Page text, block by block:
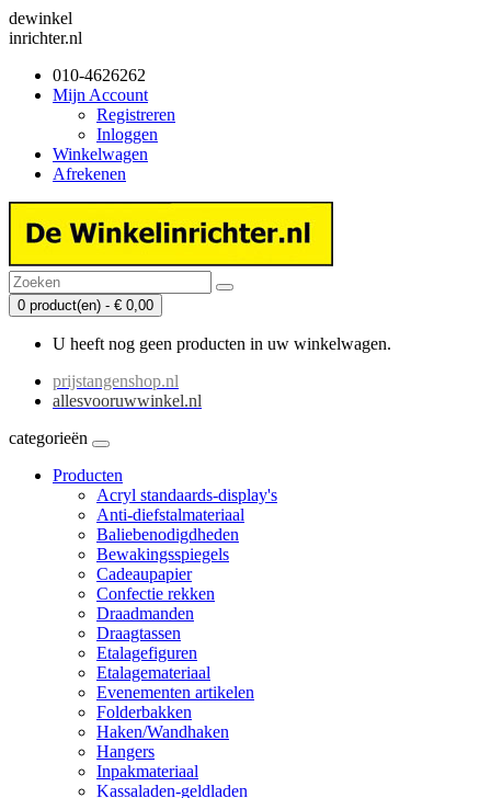
dewinkel
inrichter.nl
010-4626262
Mijn Account
Registreren
Inloggen
Winkelwagen
Afrekenen
0 product(en) - € 0,00
U heeft nog geen producten in uw winkelwagen.
prijstangenshop.nl
allesvooruwwinkel.nl
categorieën
Producten
Acryl standaards-display's
Anti-diefstalmateriaal
Baliebenodigdheden
Bewakingsspiegels
Cadeaupapier
Confectie rekken
Draadmanden
Draagtassen
Etalagefiguren
Etalagemateriaal
Evenementen artikelen
Folderbakken
Haken/Wandhaken
Hangers
Inpakmateriaal
Kassaladen-geldladen